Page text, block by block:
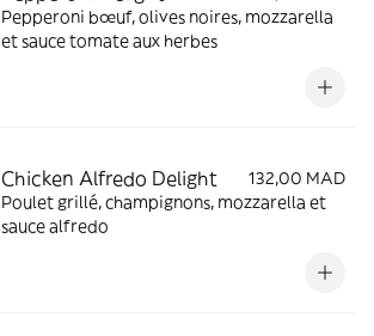
Pepperoni bœuf, olives noires, mozzarella
et sauce tomate aux herbes
Chicken Alfredo Delight
132,00 MAD
Poulet grillé, champignons, mozzarella et
sauce alfredo